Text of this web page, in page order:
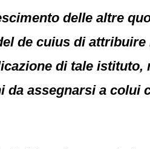
delle altre
de cuius di attribuire
di tale istituto,
da assegnarsi a colui